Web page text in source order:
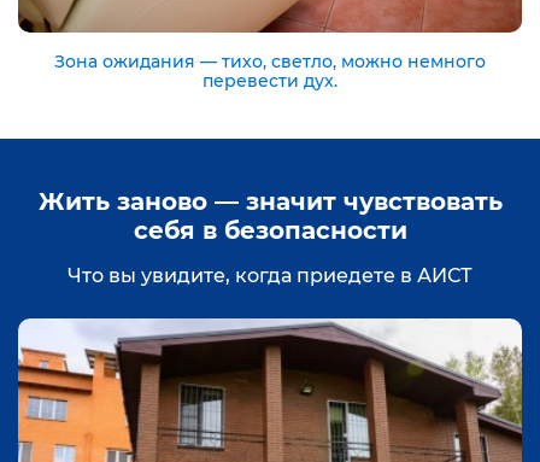
Зона ожидания — тихо, светло, можно немного
перевести дух.
Жить заново — значит чувствовать
себя в безопасности
Что вы увидите, когда приедете в АИСТ